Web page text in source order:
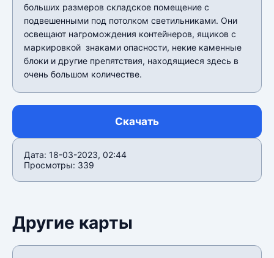
больших размеров складское помещение с
подвешенными под потолком светильниками. Они
освещают нагромождения контейнеров, ящиков с
маркировкой знаками опасности, некие каменные
блоки и другие препятствия, находящиеся здесь в
очень большом количестве.
Скачать
Дата: 18-03-2023, 02:44
Просмотры: 339
Другие карты